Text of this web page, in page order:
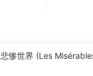
悲惨世界 (Les